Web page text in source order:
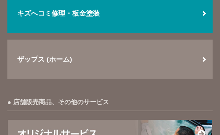
キズへコミ修理・板金塗装
ザップス (ホーム)
店舗販売商品、その他のサービス